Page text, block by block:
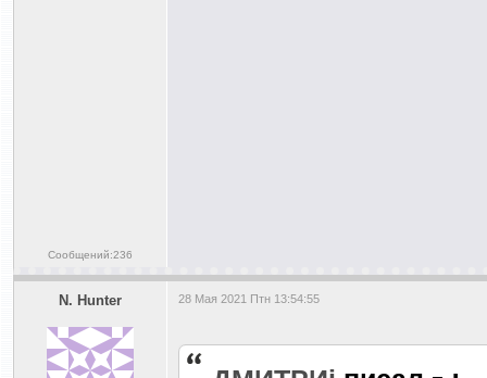
Сообщений:236
N. Hunter 28 Мая 2021 Птн 13:54:55